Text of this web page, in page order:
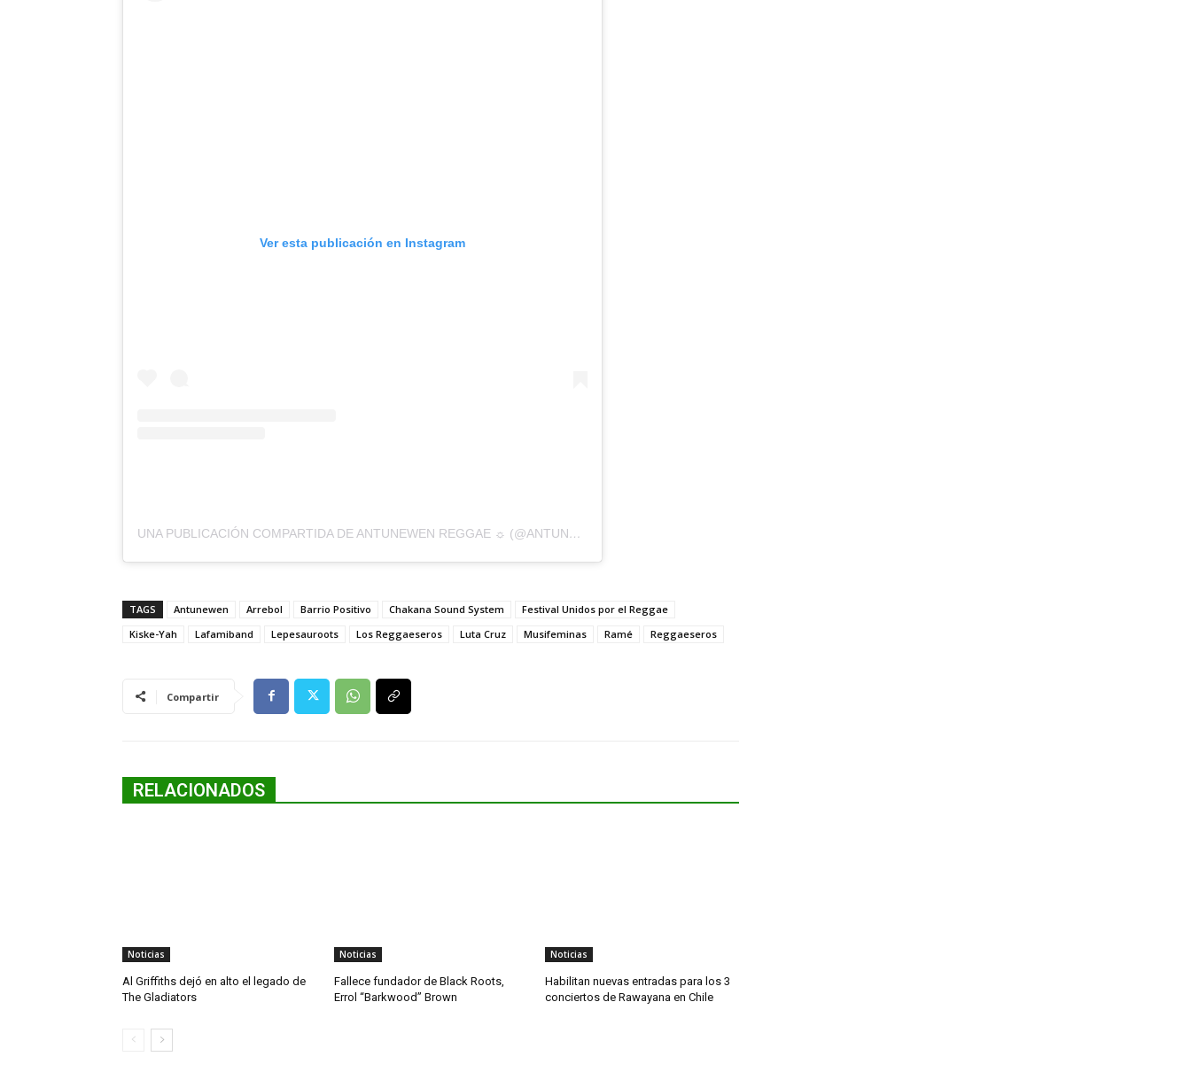
Ver esta publicación en Instagram
UNA PUBLICACIÓN COMPARTIDA DE ANTUNEWEN REGGAE ☼ (@ANTUNEWEN_OFICIAL)
TAGS Antunewen Arrebol Barrio Positivo Chakana Sound System
Festival Unidos por el Reggae
Kiske-Yah
Lafamiband Lepesauroots Los Reggaeseros Luta Cruz Musifeminas Ramé Reggaeseros
Compartir
RELACIONADOS
Noticias
Al Griffiths dejó en alto el legado de
The Gladiators
Noticias
Fallece fundador de Black Roots,
Errol “Barkwood” Brown
Noticias
Habilitan nuevas entradas para los 3
conciertos de Rawayana en Chile